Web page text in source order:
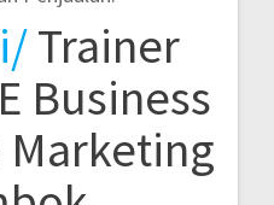
Trainer
Business
Marketing